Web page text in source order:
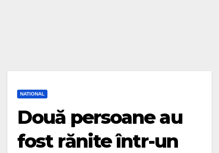
NATIONAL
Două persoane au
fost rănite într-un